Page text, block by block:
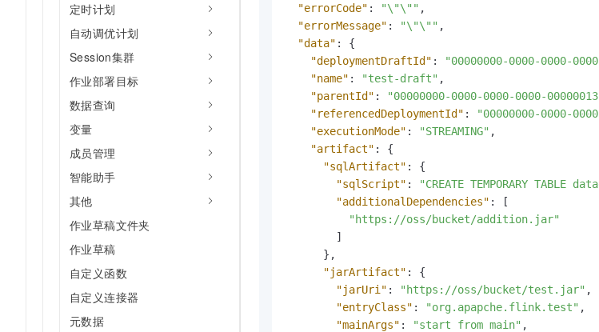
定时计划
自动调优计划
Session集群
作业部署目标
数据查询
变量
成员管理
智能助手
其他
作业草稿文件夹
作业草稿
自定义函数
自定义连接器
元数据
"errorCode" : "\"\"" ,
"errorMessage" : "\"\"" ,
"data" :
{
"deploymentDraftId" : "00000000-0000-0000-
"name" : "test-draft" ,
"parentId" : "00000000-0000-0000-0000-
"referencedDeploymentId" : "00000000-0000-
"executionMode" : "STREAMING" ,
"artifact" :
{
"sqlArtifact" :
{
"sqlScript" :
"CREATE TEMPORARY
"additionalDependencies" :
[
"https://oss/bucket/addition.jar"
]
} ,
"jarArtifact" :
{
"jarUri" : "https://oss/bucket/test.jar" ,
"entryClass" : "org.apapche.flink.test" ,
"mainArgs" : "start from main" ,